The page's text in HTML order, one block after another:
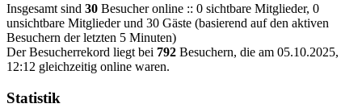
Insgesamt sind 30 Besucher online :: 0 sichtbare Mitglieder, 0
unsichtbare Mitglieder und 30 Gäste (basierend auf den aktiven
Besuchern der letzten 5 Minuten)
Der Besucherrekord liegt bei 792 Besuchern, die am 05.10.2025,
12:12 gleichzeitig online waren.
Statistik